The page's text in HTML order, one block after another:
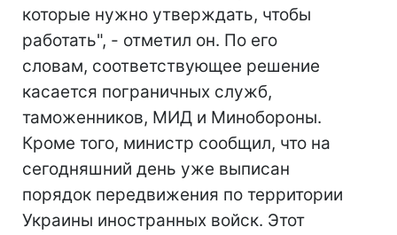
которые нужно утверждать, чтобы
работать", - отметил он. По его
словам, соответствующее решение
касается пограничных служб,
таможенников, МИД и Минобороны.
Кроме того, министр сообщил, что на
сегодняшний день уже выписан
порядок передвижения по территории
Украины иностранных войск. Этот